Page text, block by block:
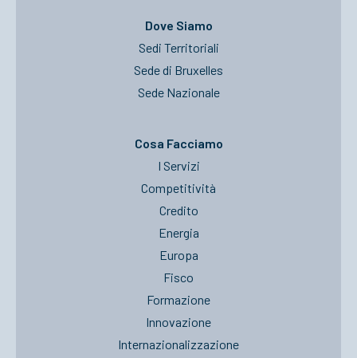
Dove Siamo
Sedi Territoriali
Sede di Bruxelles
Sede Nazionale
Cosa Facciamo
I Servizi
Competitività
Credito
Energia
Europa
Fisco
Formazione
Innovazione
Internazionalizzazione